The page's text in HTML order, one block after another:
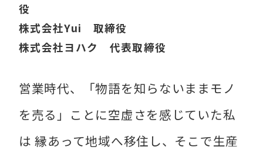
役
株式会社Yui 取締役
株式会社ヨハク 代表取締役
営業時代、「物語を知らないままモノ
を売る」ことに空虚さを感じていた私
は 縁あって地域へ移住し、そこで生産